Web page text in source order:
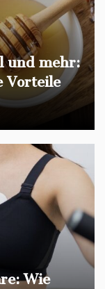
und mehr:
Vorteile
Wie